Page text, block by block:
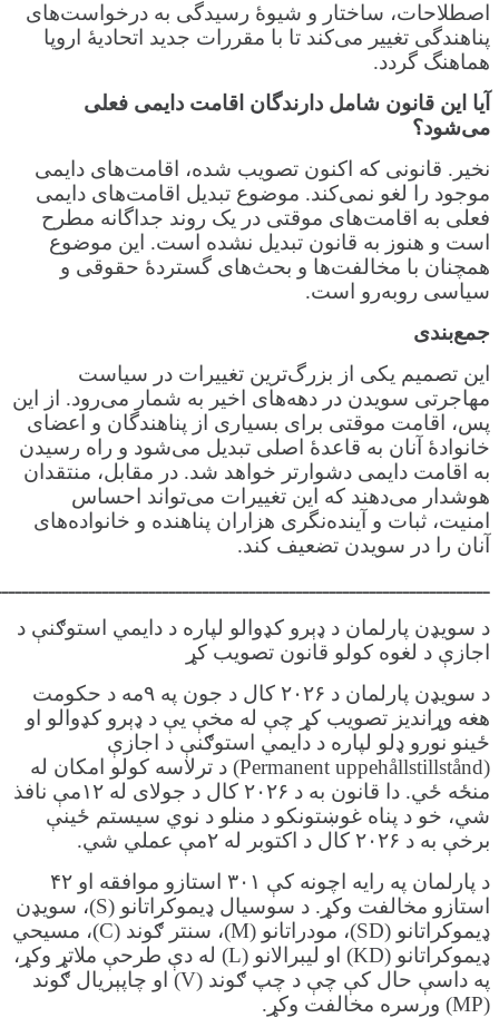
اصطلاحات، ساختار و شیوهٔ رسیدگی به درخواست‌های
پناهندگی تغییر می‌کند تا با مقررات جدید اتحادیهٔ اروپا
هماهنگ گردد.
آیا این قانون شامل دارندگان اقامت دایمی فعلی
می‌شود؟
نخیر. قانونی که اکنون تصویب شده، اقامت‌های دایمی
موجود را لغو نمی‌کند. موضوع تبدیل اقامت‌های دایمی
فعلی به اقامت‌های موقتی در یک روند جداگانه مطرح
است و هنوز به قانون تبدیل نشده است. این موضوع
همچنان با مخالفت‌ها و بحث‌های گستردهٔ حقوقی و
سیاسی روبه‌رو است.
جمع‌بندی
این تصمیم یکی از بزرگ‌ترین تغییرات در سیاست
مهاجرتی سویدن در دهه‌های اخیر به شمار می‌رود. از این
پس، اقامت موقتی برای بسیاری از پناهندگان و اعضای
خانوادهٔ آنان به قاعدهٔ اصلی تبدیل می‌شود و راه رسیدن
به اقامت دایمی دشوارتر خواهد شد. در مقابل، منتقدان
هوشدار می‌دهند که این تغییرات می‌تواند احساس
امنیت، ثبات و آینده‌نگری هزاران پناهنده و خانواده‌های
آنان را در سویدن تضعیف کند.
د سویډن پارلمان د ډېرو کډوالو لپاره د دایمي استوګنې د
اجازې د لغوه کولو قانون تصویب کړ
د سویډن پارلمان د ۲۰۲۶ کال د جون په ۹مه د حکومت
هغه وړاندیز تصویب کړ چې له مخې یې د ډېرو کډوالو او
ځینو نورو ډلو لپاره د دایمي استوګنې د اجازې
(Permanent uppehållstillstånd) د ترلاسه کولو امکان له
منځه ځي. دا قانون به د ۲۰۲۶ کال د جولای له ۱۲مې نافذ
شي، خو د پناه غوښتونکو د منلو د نوي سیستم ځینې
برخې به د ۲۰۲۶ کال د اکتوبر له ۲مې عملي شي.
د پارلمان په رایه اچونه کې ۳۰۱ استازو موافقه او ۴۲
استازو مخالفت وکړ. د سوسیال ډیموکراتانو (S)، سویډن
ډیموکراتانو (SD)، مودراتانو (M)، سنتر ګوند (C)، مسیحي
ډیموکراتانو (KD) او لیبرالانو (L) له دې طرحې ملاتړ وکړ،
په داسې حال کې چې د چپ ګوند (V) او چاپېریال ګوند
(MP) ورسره مخالفت وکړ.